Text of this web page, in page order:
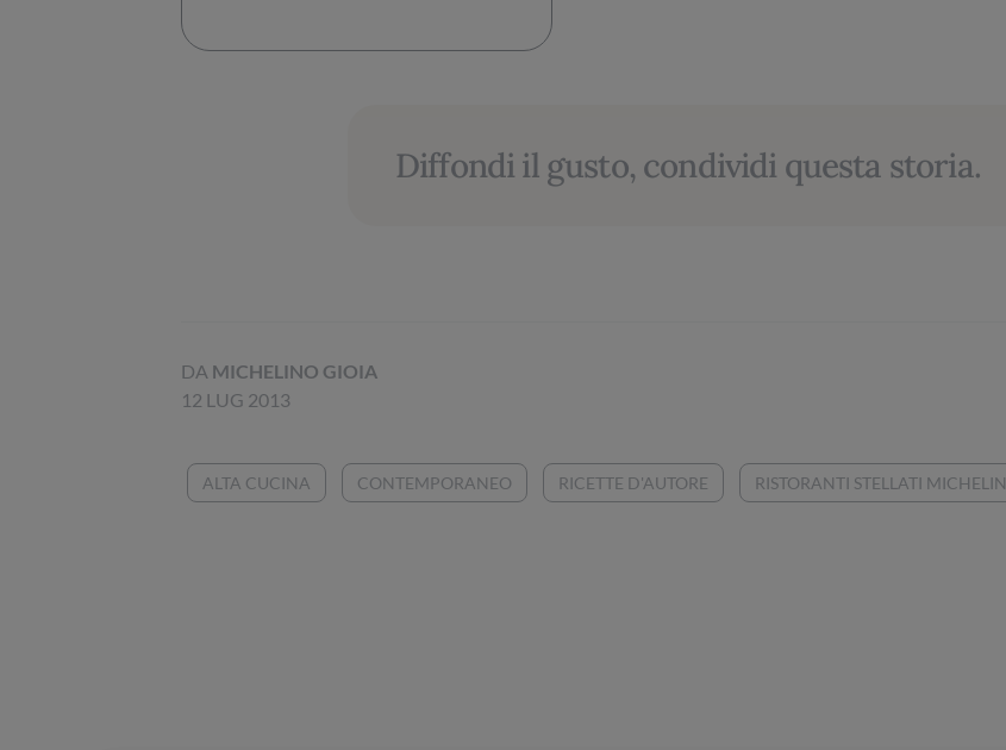
Diffondi il gusto, condividi questa storia.
DA MICHELINO GIOIA
12 LUG 2013
ALTA CUCINA CONTEMPORANEO RICETTE D'AUTORE RISTORANTI STELLATI MICHELIN